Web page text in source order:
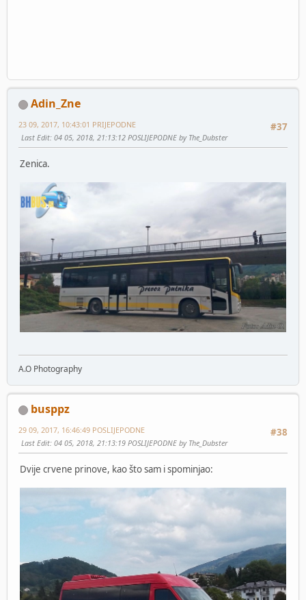
Adin_Zne
#37
23 09, 2017, 10:43:01 PRIJEPODNE
Last Edit: 04 05, 2018, 21:13:12 POSLIJEPODNE by The_Dubster
Zenica.
A.O Photography
busppz
#38
29 09, 2017, 16:46:49 POSLIJEPODNE
Last Edit: 04 05, 2018, 21:13:19 POSLIJEPODNE by The_Dubster
Dvije crvene prinove, kao što sam i spominjao: